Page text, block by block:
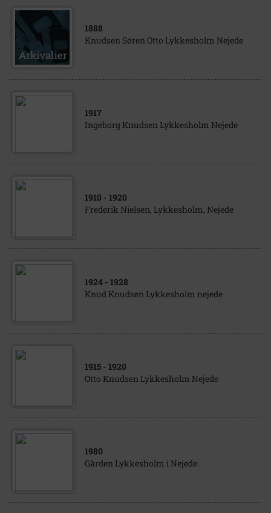
1888
Knudsen Søren Otto Lykkesholm Nejede
1917
Ingeborg Knudsen Lykkesholm Nejede
1910 - 1920
Frederik Nielsen, Lykkesholm, Nejede
1924 - 1928
Knud Knudsen Lykkesholm nejede
1915 - 1920
Otto Knudsen Lykkesholm Nejede
1980
Gården Lykkesholm i Nejede.